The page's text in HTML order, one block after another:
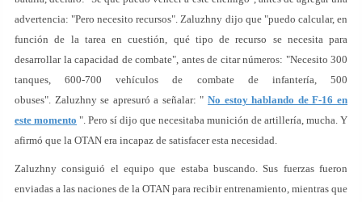
advertencia: "Pero necesito recursos". Zaluzhny dijo que "puedo calcular, en
función de la tarea en cuestión, qué tipo de recurso se necesita para
desarrollar la capacidad de combate", antes de citar números: "Necesito 300
tanques, 600-700 vehículos de combate de infantería, 500
obuses". Zaluzhny se apresuró a señalar: "No estoy hablando de F-16 en
este momento ". Pero sí dijo que necesitaba munición de artillería, mucha. Y
afirmó que la OTAN era incapaz de satisfacer esta necesidad.
Zaluzhny consiguió el equipo que estaba buscando. Sus fuerzas fueron
enviadas a las naciones de la OTAN para recibir entrenamiento, mientras que